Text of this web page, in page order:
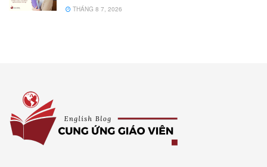
THÁNG 8 7, 2026